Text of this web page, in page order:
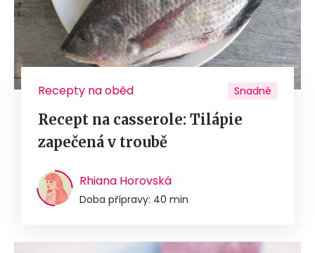
Recepty na oběd Snadné
Recept na casserole: Tilápie
zapečená v troubě
Rhiana Horovská
Doba přípravy: 40 min